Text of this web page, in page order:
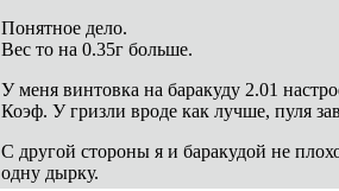
Понятное дело.
Вес то на 0.35г больше.
У меня винтовка на баракуду 2.01
Коэф. У гризли вроде как лучше, пуля
С другой стороны я и баракудой не
одну дырку.